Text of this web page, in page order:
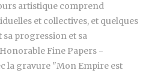
artistique comprend
et collectives, et quelques
progression et sa
Fine Papers -
la gravure "Mon Empire est